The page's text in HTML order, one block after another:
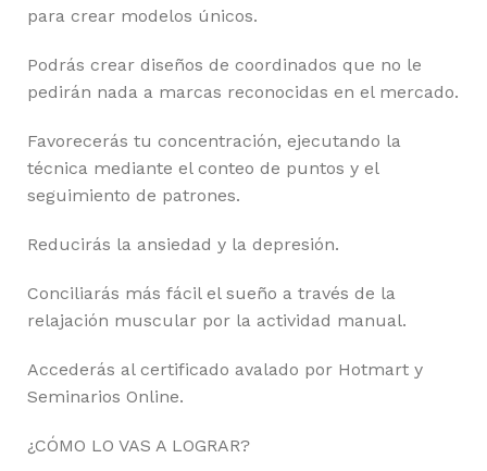
para crear modelos únicos.
Podrás crear diseños de coordinados que no le
pedirán nada a marcas reconocidas en el mercado.
Favorecerás tu concentración, ejecutando la
técnica mediante el conteo de puntos y el
seguimiento de patrones.
Reducirás la ansiedad y la depresión.
Conciliarás más fácil el sueño a través de la
relajación muscular por la actividad manual.
Accederás al certificado avalado por Hotmart y
Seminarios Online.
¿CÓMO LO VAS A LOGRAR?